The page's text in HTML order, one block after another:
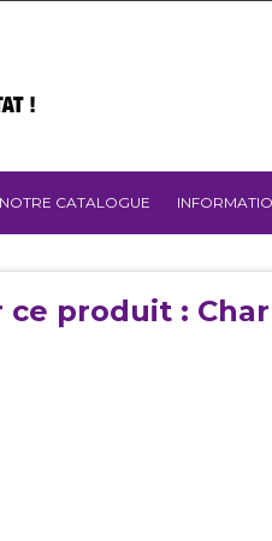
NOTRE CATALOGUE
ce produit :